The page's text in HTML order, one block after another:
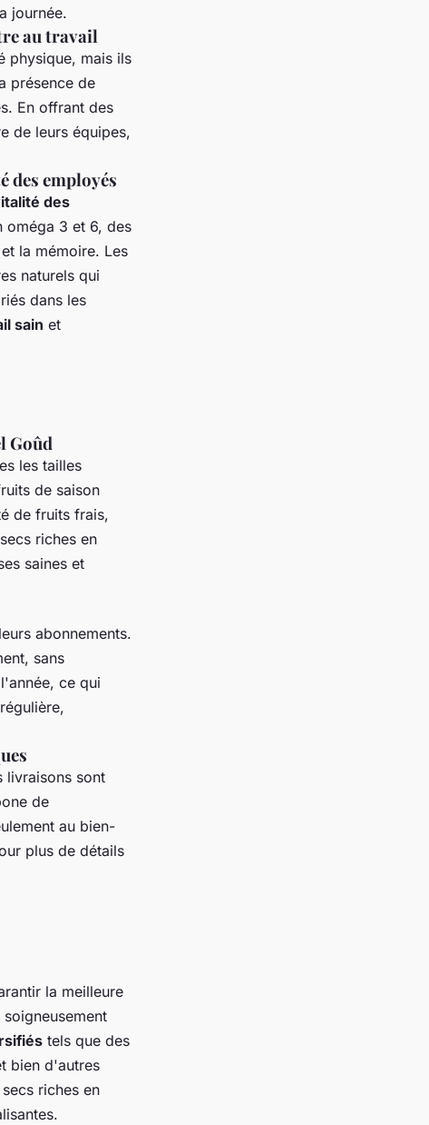
journée.
au travail
physique, mais ils
présence de
En offrant des
de leurs équipes,
des employés
des
oméga 3 et 6, des
la mémoire. Les
naturels qui
dans les
sain et
Goûd
les tailles
de saison
de fruits frais,
riches en
saines et
abonnements.
sans
ce qui
livraisons sont
de
au bien-
plus de détails
la meilleure
tels que des
bien d'autres
riches en